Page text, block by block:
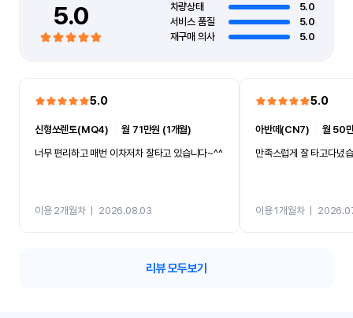
5.0 차량상태
5.0
서비스 품질
5.0
재구매 의사
5.0
5.0
신형쏘렌토(MQ4) ㅣ월 71만원 (1개월)
너무 편리하고 매번 이차저차 잘타고 있습니다~^^
이용 2개월차ㅣ 2026.08.03
5.0
아반떼(CN7)
월 50
만족스럽게 잘 타고다녔
이용 1개월차ㅣ
리뷰 모두보기